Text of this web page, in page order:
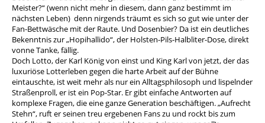
Meister?“ (wenn nicht mehr in diesem, dann ganz bestimmt im
nächsten Leben) ­ denn nirgends träumt es sich so gut wie unter der
Fan-Bettwäsche mit der Raute. Und Dosenbier? Da ist ein deutliches
Bekenntnis zur „Hopihallido“, der Holsten-Pils-Halbliter-Dose, direkt
vonne Tanke, fällig.
Doch Lotto, der Karl König von einst und King Karl von jetzt, der das
luxuriöse Lotterleben gegen die harte Arbeit auf der Bühne
eintauschte, ist weit mehr als nur ein Alltagsphilosoph und lispelnder
Straßenproll, er ist ein Pop-Star. Er gibt einfache Antworten auf
komplexe Fragen, die eine ganze Generation beschäftigen. „Aufrecht
Stehn“, ruft er seinen treu ergebenen Fans zu und rockt bis zum